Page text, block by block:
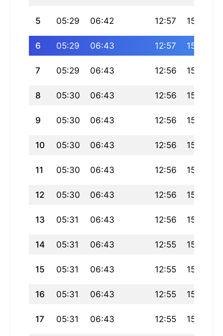
5 05:29 06:42 12:57 15:40
6 05:29 06:43 12:57 15:41
7 05:29 06:43 12:56 15:42
8 05:30 06:43 12:56 15:42
9 05:30 06:43 12:56 15:43
10 05:30 06:43 12:56 15:44
11 05:30 06:43 12:56 15:44
12 05:30 06:43 12:56 15:45
13 05:31 06:43 12:56 15:45
14 05:31 06:43 12:55 15:46
15 05:31 06:43 12:55 15:47
16 05:31 06:43 12:55 15:47
17 05:31 06:43 12:55 15:48